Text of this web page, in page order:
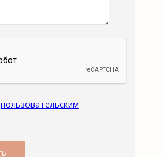
пользовательским